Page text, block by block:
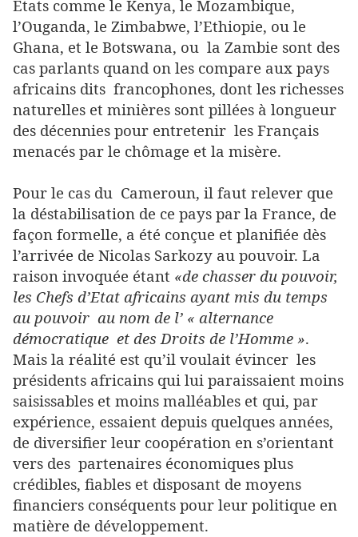
Etats comme le Kenya, le Mozambique,
l’Ouganda, le Zimbabwe, l’Ethiopie, ou le
Ghana, et le Botswana, ou la Zambie sont des
cas parlants quand on les compare aux pays
africains dits francophones, dont les richesses
naturelles et minières sont pillées à longueur
des décennies pour entretenir les Français
menacés par le chômage et la misère.
Pour le cas du Cameroun, il faut relever que
la déstabilisation de ce pays par la France, de
façon formelle, a été conçue et planifiée dès
l’arrivée de Nicolas Sarkozy au pouvoir. La
raison invoquée étant «de chasser du pouvoir,
les Chefs d’Etat africains ayant mis du temps
au pouvoir au nom de l’ « alternance
démocratique et des Droits de l’Homme ».
Mais la réalité est qu’il voulait évincer les
présidents africains qui lui paraissaient moins
saisissables et moins malléables et qui, par
expérience, essaient depuis quelques années,
de diversifier leur coopération en s’orientant
vers des partenaires économiques plus
crédibles, fiables et disposant de moyens
financiers conséquents pour leur politique en
matière de développement.